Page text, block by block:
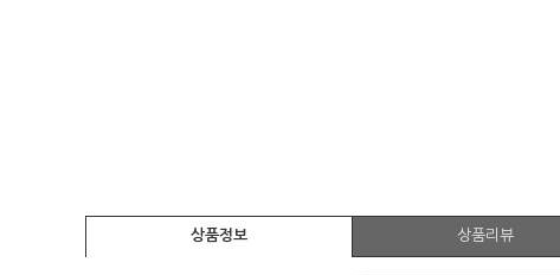
상품정보 상품리뷰